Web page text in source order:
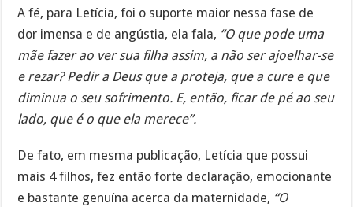
A fé, para Letícia, foi o suporte maior nessa fase de
dor imensa e de angústia, ela fala, “O que pode uma
mãe fazer ao ver sua filha assim, a não ser ajoelhar-se
e rezar? Pedir a Deus que a proteja, que a cure e que
diminua o seu sofrimento. E, então, ficar de pé ao seu
lado, que é o que ela merece”.
De fato, em mesma publicação, Letícia que possui
mais 4 filhos, fez então forte declaração, emocionante
e bastante genuína acerca da maternidade, “O